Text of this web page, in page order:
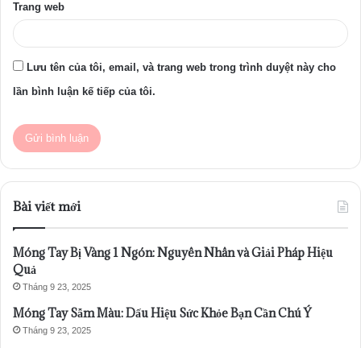
Trang web
Lưu tên của tôi, email, và trang web trong trình duyệt này cho
lần bình luận kế tiếp của tôi.
Bài viết mới
Móng Tay Bị Vàng 1 Ngón: Nguyên Nhân và Giải Pháp Hiệu
Quả
Tháng 9 23, 2025
Móng Tay Sẫm Màu: Dấu Hiệu Sức Khỏe Bạn Cần Chú Ý
Tháng 9 23, 2025